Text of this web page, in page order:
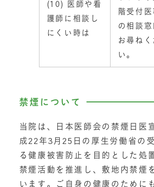
(10) 医師や看
護師に相談し
にくい時は
階受付医
の相談窓
お尋ねく
い。
禁煙について
当院は、日本医師会の禁煙日医
成22年3月25日の厚生労働省の
る健康被害防止を目的とした処
禁煙活動を推進し、敷地内禁煙
います。ご自身の健康のために